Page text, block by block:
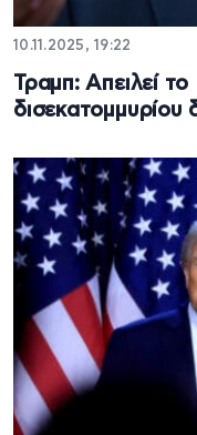
10.11.2025, 19:22
Τραμπ: Απειλεί
δισεκατομμυρίου